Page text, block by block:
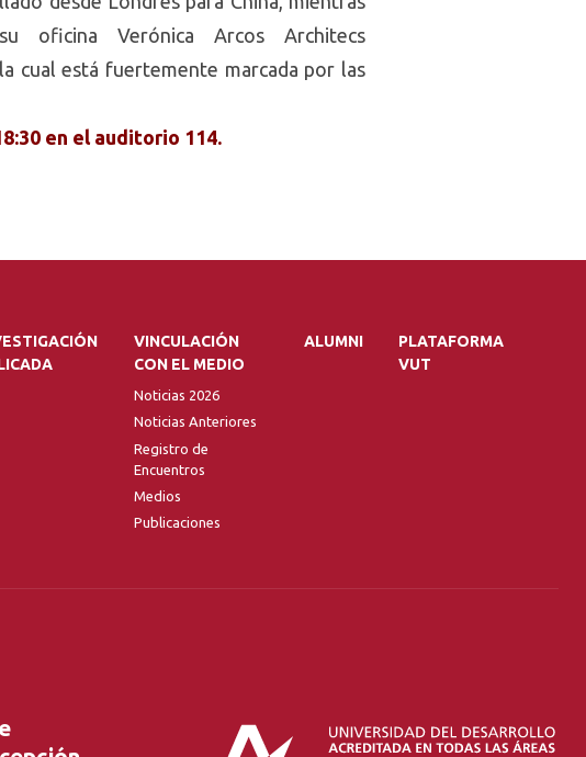
oficina Verónica Arcos Architecs
cual está fuertemente marcada por las
en el auditorio 114.
VINCULACIÓN
CON EL MEDIO
Noticias 2026
Noticias Anteriores
Registro de
Encuentros
Medios
Publicaciones
ALUMNI
PLATAFORMA
VUT